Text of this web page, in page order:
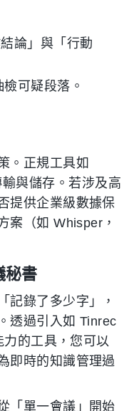
論」與「行動
可疑段落。
。正規工具如
與儲存。若涉及高
提供企業級數據保
案（如 Whisper，
秘書
記錄了多少字」，
透過引入如 Tinrec
的工具，您可以
即時的知識管理過
「單一會議」開始